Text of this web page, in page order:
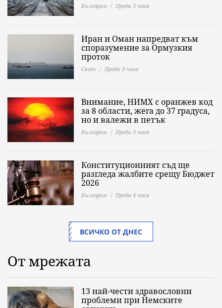
България Преди 3 часа
Иран и Оман напредват към
споразумение за Ормузкия
проток
Свят Преди 3 часа
Внимание, НИМХ с оранжев код
за 8 области, жега до 37 градуса,
но и валежи в петък
България Преди 3 часа
Конституционният съд ще
разгледа жалбите срещу Бюджет
2026
България Преди 4 часа
ВСИЧКО ОТ ДНЕС
От мрежата
13 най-чести здравословни
проблеми при Немските